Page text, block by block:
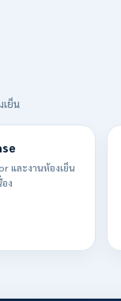
เย็น
และงานห้องเย็น
ง